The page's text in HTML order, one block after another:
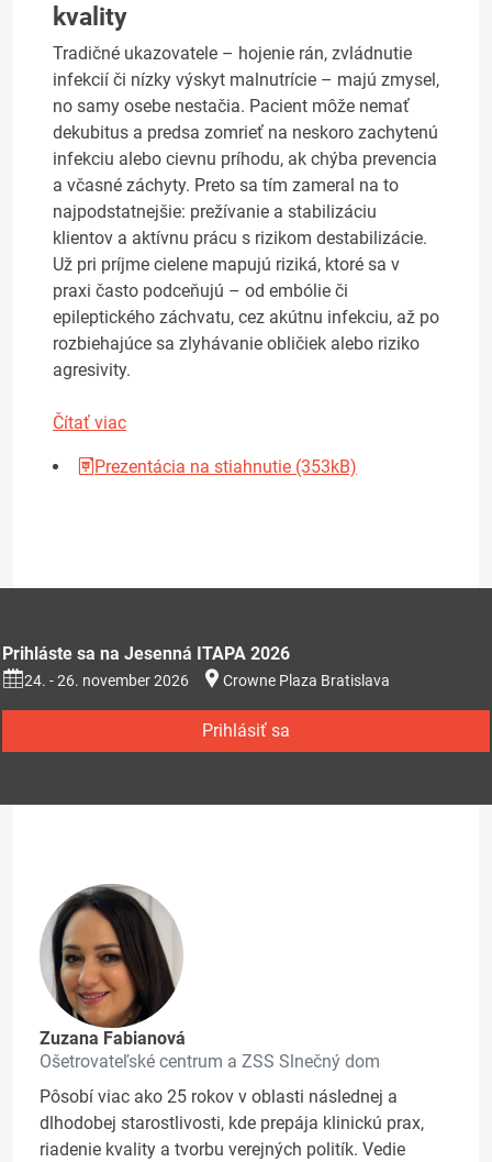
kvality
Tradičné ukazovatele – hojenie rán, zvládnutie
infekcií či nízky výskyt malnutrície – majú zmysel,
no samy osebe nestačia. Pacient môže nemať
dekubitus a predsa zomrieť na neskoro zachytenú
infekciu alebo cievnu príhodu, ak chýba prevencia
a včasné záchyty. Preto sa tím zameral na to
najpodstatnejšie: prežívanie a stabilizáciu
klientov a aktívnu prácu s rizikom destabilizácie.
Už pri príjme cielene mapujú riziká, ktoré sa v
praxi často podceňujú – od embólie či
epileptického záchvatu, cez akútnu infekciu, až po
rozbiehajúce sa zlyhávanie obličiek alebo riziko
agresivity.
Čítať viac
Prezentácia na stiahnutie (353kB)
Prihláste sa na Jesenná ITAPA 2026
24. - 26. november 2026 Crowne Plaza Bratislava
Prihlásiť sa
Zuzana Fabianová
Ošetrovateľské centrum a ZSS Slnečný dom
Pôsobí viac ako 25 rokov v oblasti následnej a
dlhodobej starostlivosti, kde prepája klinickú prax,
riadenie kvality a tvorbu verejných politík. Vedie